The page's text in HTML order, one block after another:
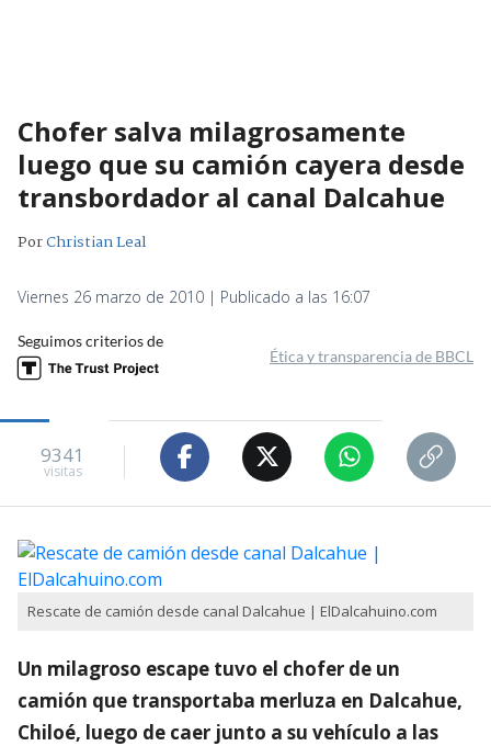
Chofer salva milagrosamente
luego que su camión cayera desde
transbordador al canal Dalcahue
PorChristian Leal
Viernes 26 marzo de 2010 | Publicado a las 16:07
Seguimos criterios de
Ética y transparencia de BBCL
9341
visitas
Rescate de camión desde canal Dalcahue | ElDalcahuino.com
Un milagroso escape tuvo el chofer de un
camión que transportaba merluza en Dalcahue,
Chiloé, luego de caer junto a su vehículo a las